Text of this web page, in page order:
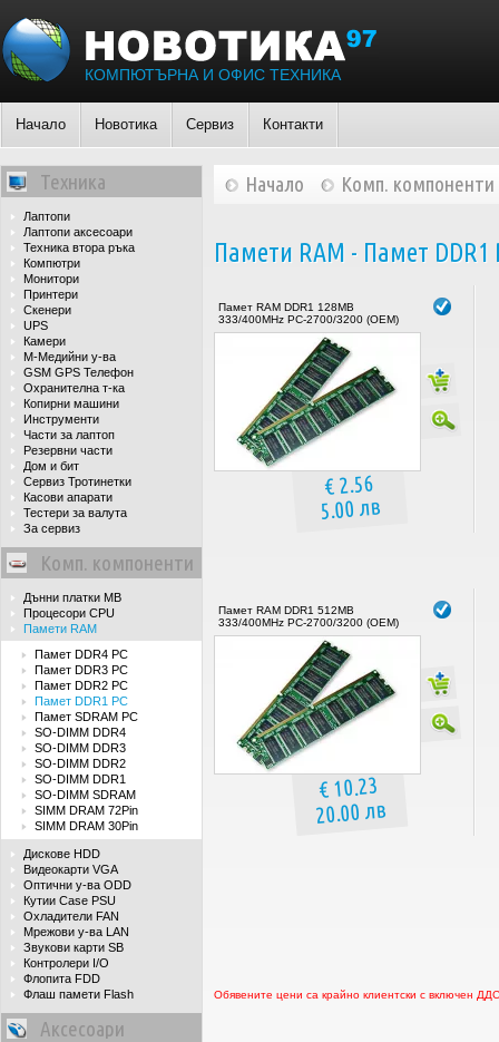
КОМПЮТЪРНА И ОФИС ТЕХНИКА
Начало Новотика Сервиз Контакти
Техника
Лаптопи
Лаптопи аксесоари
Техника втора ръка
Компютри
Монитори
Принтери
Скенери
UPS
Камери
М-Медийни у-ва
GSM GPS Телефон
Охранителна т-ка
Копирни машини
Инструменти
Части за лаптоп
Резервни части
Дом и бит
Сервиз Тротинетки
Касови апарати
Тестери за валута
За сервиз
Комп. компоненти
Дънни платки MB
Процесори CPU
Памети RAM
Памет DDR4 PC
Памет DDR3 PC
Памет DDR2 PC
Памет DDR1 PC
Памет SDRAM PC
SO-DIMM DDR4
SO-DIMM DDR3
SO-DIMM DDR2
SO-DIMM DDR1
SO-DIMM SDRAM
SIMM DRAM 72Pin
SIMM DRAM 30Pin
Дискове HDD
Видеокарти VGA
Оптични у-ва ODD
Кутии Case PSU
Охладители FAN
Мрежови у-ва LAN
Звукови карти SB
Контролери I/O
Флопита FDD
Флаш памети Flash
Аксесоари
Начало Комп. компоненти
Памети RAM - Памет DDR1
Памет RAM DDR1 128MB
333/400MHz PC-2700/3200 (OEM)
€ 2.56
5.00 лв
Памет RAM DDR1 512MB
333/400MHz PC-2700/3200 (OEM)
€ 10.23
20.00 лв
Обявените цени са крайно клиентски с включен ДДС